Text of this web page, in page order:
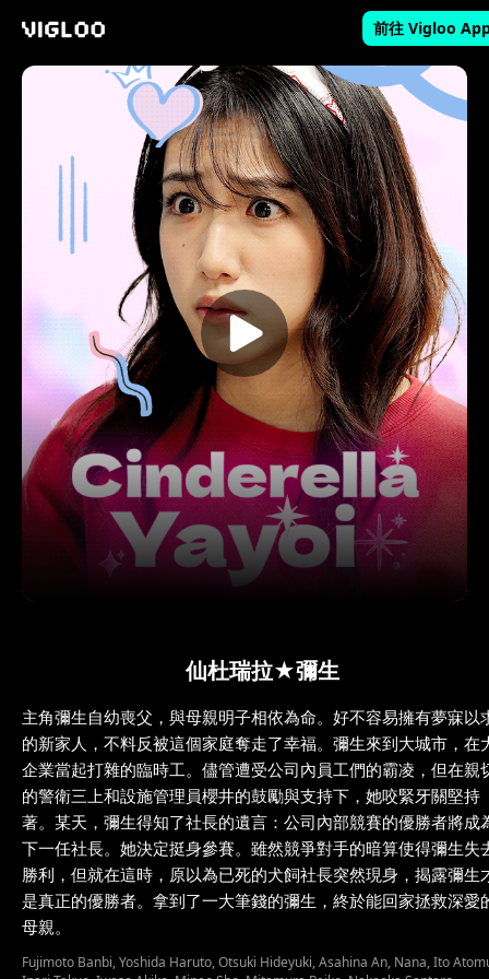
前往 Vigloo
仙杜瑞拉★彌生
主角彌生自幼喪父，與母親明子相依為命。好不容易擁有夢寐以
的新家人，不料反被這個家庭奪走了幸福。彌生來到大城市，在
企業當起打雜的臨時工。儘管遭受公司內員工們的霸凌，但在親
的警衛三上和設施管理員櫻井的鼓勵與支持下，她咬緊牙關堅持
著。某天，彌生得知了社長的遺言：公司內部競賽的優勝者將成
下一任社長。她決定挺身參賽。雖然競爭對手的暗算使得彌生失
勝利，但就在這時，原以為已死的犬飼社長突然現身，揭露彌生
是真正的優勝者。拿到了一大筆錢的彌生，終於能回家拯救深愛
母親。
Fujimoto Banbi, Yoshida Haruto, Otsuki Hideyuki, Asahina An, Nana, Ito